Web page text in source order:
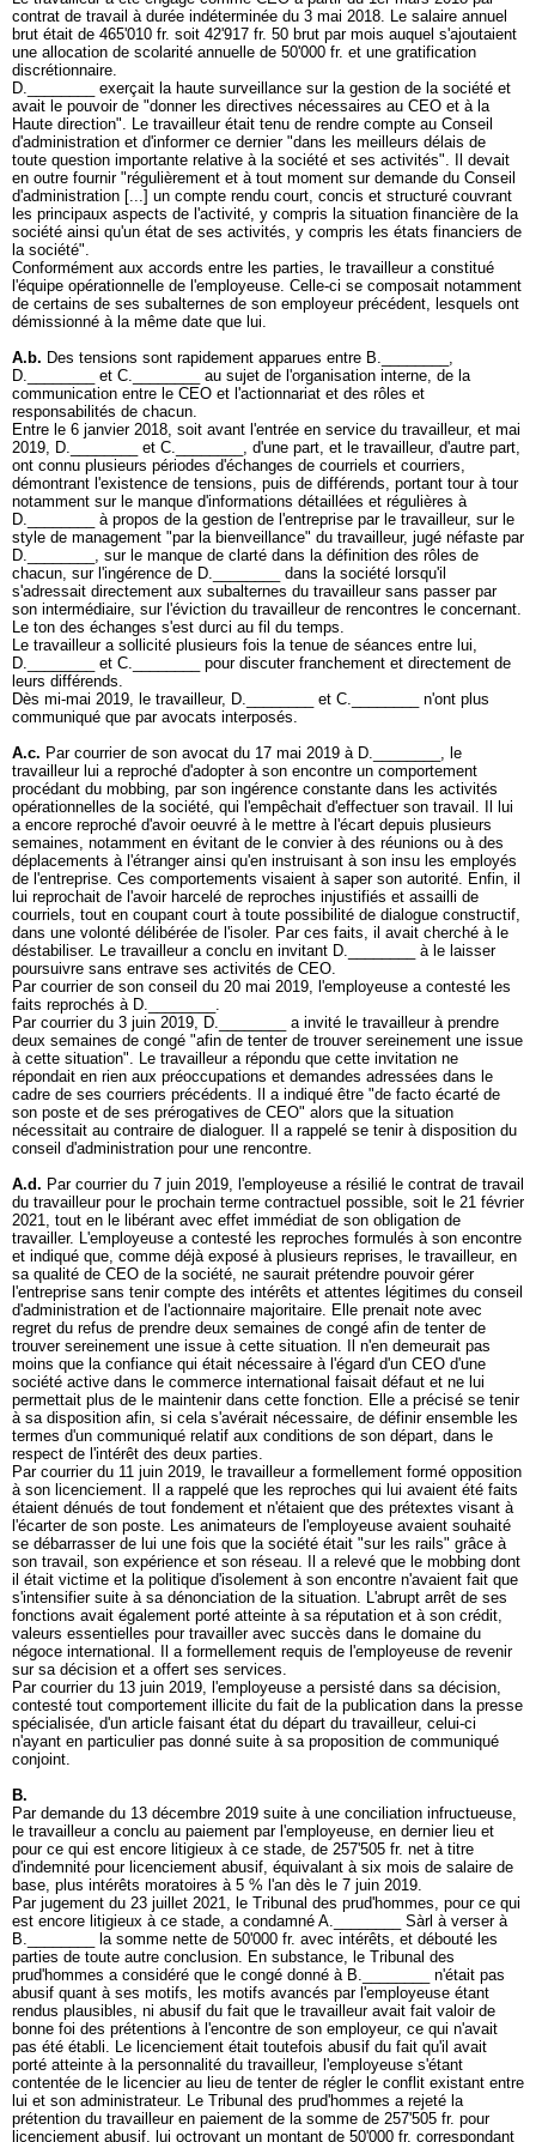
contrat de travail à durée indéterminée du 3 mai 2018. Le salaire annuel
brut était de 465'010 fr. soit 42'917 fr. 50 brut par mois auquel s'ajoutaient
une allocation de scolarité annuelle de 50'000 fr. et une gratification
discrétionnaire.
D.________ exerçait la haute surveillance sur la gestion de la société et
avait le pouvoir de "donner les directives nécessaires au CEO et à la
Haute direction". Le travailleur était tenu de rendre compte au Conseil
d'administration et d'informer ce dernier "dans les meilleurs délais de
toute question importante relative à la société et ses activités". Il devait
en outre fournir "régulièrement et à tout moment sur demande du Conseil
d'administration [...] un compte rendu court, concis et structuré couvrant
les principaux aspects de l'activité, y compris la situation financière de la
société ainsi qu'un état de ses activités, y compris les états financiers de
la société".
Conformément aux accords entre les parties, le travailleur a constitué
l'équipe opérationnelle de l'employeuse. Celle-ci se composait notamment
de certains de ses subalternes de son employeur précédent, lesquels ont
démissionné à la même date que lui.
A.b. Des tensions sont rapidement apparues entre B.________,
D.________ et C.________ au sujet de l'organisation interne, de la
communication entre le CEO et l'actionnariat et des rôles et
responsabilités de chacun.
Entre le 6 janvier 2018, soit avant l'entrée en service du travailleur, et mai
2019, D.________ et C.________, d'une part, et le travailleur, d'autre part,
ont connu plusieurs périodes d'échanges de courriels et courriers,
démontrant l'existence de tensions, puis de différends, portant tour à tour
notamment sur le manque d'informations détaillées et régulières à
D.________ à propos de la gestion de l'entreprise par le travailleur, sur le
style de management "par la bienveillance" du travailleur, jugé néfaste par
D.________, sur le manque de clarté dans la définition des rôles de
chacun, sur l'ingérence de D.________ dans la société lorsqu'il
s'adressait directement aux subalternes du travailleur sans passer par
son intermédiaire, sur l'éviction du travailleur de rencontres le concernant.
Le ton des échanges s'est durci au fil du temps.
Le travailleur a sollicité plusieurs fois la tenue de séances entre lui,
D.________ et C.________ pour discuter franchement et directement de
leurs différends.
Dès mi-mai 2019, le travailleur, D.________ et C.________ n'ont plus
communiqué que par avocats interposés.
A.c. Par courrier de son avocat du 17 mai 2019 à D.________, le
travailleur lui a reproché d'adopter à son encontre un comportement
procédant du mobbing, par son ingérence constante dans les activités
opérationnelles de la société, qui l'empêchait d'effectuer son travail. Il lui
a encore reproché d'avoir oeuvré à le mettre à l'écart depuis plusieurs
semaines, notamment en évitant de le convier à des réunions ou à des
déplacements à l'étranger ainsi qu'en instruisant à son insu les employés
de l'entreprise. Ces comportements visaient à saper son autorité. Enfin, il
lui reprochait de l'avoir harcelé de reproches injustifiés et assailli de
courriels, tout en coupant court à toute possibilité de dialogue constructif,
dans une volonté délibérée de l'isoler. Par ces faits, il avait cherché à le
déstabiliser. Le travailleur a conclu en invitant D.________ à le laisser
poursuivre sans entrave ses activités de CEO.
Par courrier de son conseil du 20 mai 2019, l'employeuse a contesté les
faits reprochés à D.________.
Par courrier du 3 juin 2019, D.________ a invité le travailleur à prendre
deux semaines de congé "afin de tenter de trouver sereinement une issue
à cette situation". Le travailleur a répondu que cette invitation ne
répondait en rien aux préoccupations et demandes adressées dans le
cadre de ses courriers précédents. Il a indiqué être "de facto écarté de
son poste et de ses prérogatives de CEO" alors que la situation
nécessitait au contraire de dialoguer. Il a rappelé se tenir à disposition du
conseil d'administration pour une rencontre.
A.d. Par courrier du 7 juin 2019, l'employeuse a résilié le contrat de travail
du travailleur pour le prochain terme contractuel possible, soit le 21 février
2021, tout en le libérant avec effet immédiat de son obligation de
travailler. L'employeuse a contesté les reproches formulés à son encontre
et indiqué que, comme déjà exposé à plusieurs reprises, le travailleur, en
sa qualité de CEO de la société, ne saurait prétendre pouvoir gérer
l'entreprise sans tenir compte des intérêts et attentes légitimes du conseil
d'administration et de l'actionnaire majoritaire. Elle prenait note avec
regret du refus de prendre deux semaines de congé afin de tenter de
trouver sereinement une issue à cette situation. Il n'en demeurait pas
moins que la confiance qui était nécessaire à l'égard d'un CEO d'une
société active dans le commerce international faisait défaut et ne lui
permettait plus de le maintenir dans cette fonction. Elle a précisé se tenir
à sa disposition afin, si cela s'avérait nécessaire, de définir ensemble les
termes d'un communiqué relatif aux conditions de son départ, dans le
respect de l'intérêt des deux parties.
Par courrier du 11 juin 2019, le travailleur a formellement formé opposition
à son licenciement. Il a rappelé que les reproches qui lui avaient été faits
étaient dénués de tout fondement et n'étaient que des prétextes visant à
l'écarter de son poste. Les animateurs de l'employeuse avaient souhaité
se débarrasser de lui une fois que la société était "sur les rails" grâce à
son travail, son expérience et son réseau. Il a relevé que le mobbing dont
il était victime et la politique d'isolement à son encontre n'avaient fait que
s'intensifier suite à sa dénonciation de la situation. L'abrupt arrêt de ses
fonctions avait également porté atteinte à sa réputation et à son crédit,
valeurs essentielles pour travailler avec succès dans le domaine du
négoce international. Il a formellement requis de l'employeuse de revenir
sur sa décision et a offert ses services.
Par courrier du 13 juin 2019, l'employeuse a persisté dans sa décision,
contesté tout comportement illicite du fait de la publication dans la presse
spécialisée, d'un article faisant état du départ du travailleur, celui-ci
n'ayant en particulier pas donné suite à sa proposition de communiqué
conjoint.
B.
Par demande du 13 décembre 2019 suite à une conciliation infructueuse,
le travailleur a conclu au paiement par l'employeuse, en dernier lieu et
pour ce qui est encore litigieux à ce stade, de 257'505 fr. net à titre
d'indemnité pour licenciement abusif, équivalant à six mois de salaire de
base, plus intérêts moratoires à 5 % l'an dès le 7 juin 2019.
Par jugement du 23 juillet 2021, le Tribunal des prud'hommes, pour ce qui
est encore litigieux à ce stade, a condamné A.________ Sàrl à verser à
B.________ la somme nette de 50'000 fr. avec intérêts, et débouté les
parties de toute autre conclusion. En substance, le Tribunal des
prud'hommes a considéré que le congé donné à B.________ n'était pas
abusif quant à ses motifs, les motifs avancés par l'employeuse étant
rendus plausibles, ni abusif du fait que le travailleur avait fait valoir de
bonne foi des prétentions à l'encontre de son employeur, ce qui n'avait
pas été établi. Le licenciement était toutefois abusif du fait qu'il avait
porté atteinte à la personnalité du travailleur, l'employeuse s'étant
contentée de le licencier au lieu de tenter de régler le conflit existant entre
lui et son administrateur. Le Tribunal des prud'hommes a rejeté la
prétention du travailleur en paiement de la somme de 257'505 fr. pour
licenciement abusif, lui octroyant un montant de 50'000 fr. correspondant